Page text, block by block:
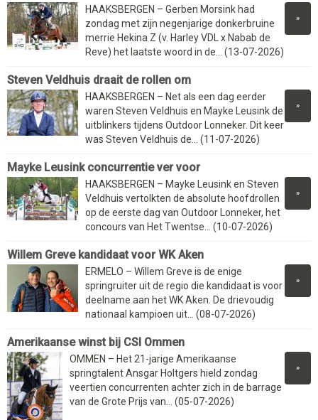
»
HAAKSBERGEN – Gerben Morsink had
zondag met zijn negenjarige donkerbruine
merrie Hekina Z (v. Harley VDL x Nabab de
Reve) het laatste woord in de... (13-07-2026)
Steven Veldhuis draait de rollen om
»
HAAKSBERGEN – Net als een dag eerder
waren Steven Veldhuis en Mayke Leusink de
uitblinkers tijdens Outdoor Lonneker. Dit keer
was Steven Veldhuis de... (11-07-2026)
Mayke Leusink concurrentie ver voor
»
HAAKSBERGEN – Mayke Leusink en Steven
Veldhuis vertolkten de absolute hoofdrollen
op de eerste dag van Outdoor Lonneker, het
concours van Het Twentse... (10-07-2026)
Willem Greve kandidaat voor WK Aken
»
ERMELO – Willem Greve is de enige
springruiter uit de regio die kandidaat is voor
deelname aan het WK Aken. De drievoudig
nationaal kampioen uit... (08-07-2026)
Amerikaanse winst bij CSI Ommen
»
OMMEN – Het 21-jarige Amerikaanse
springtalent Ansgar Holtgers hield zondag
veertien concurrenten achter zich in de barrage
van de Grote Prijs van... (05-07-2026)